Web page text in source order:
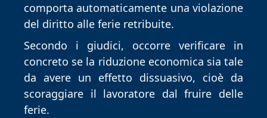
comporta automaticamente una violazione
del diritto alle ferie retribuite.
Secondo i giudici, occorre verificare in
concreto se la riduzione economica sia tale
da avere un effetto dissuasivo, cioè da
scoraggiare il lavoratore dal fruire delle
ferie.